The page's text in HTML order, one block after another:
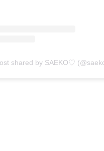
shared by SAEKO♡